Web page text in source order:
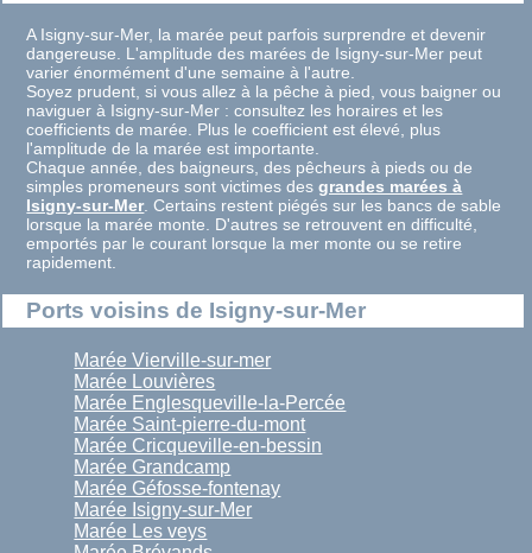
A Isigny-sur-Mer, la marée peut parfois surprendre et devenir
dangereuse. L'amplitude des marées de Isigny-sur-Mer peut
varier énormément d'une semaine à l'autre.
Soyez prudent, si vous allez à la pêche à pied, vous baigner ou
naviguer à Isigny-sur-Mer : consultez les horaires et les
coefficients de marée. Plus le coefficient est élevé, plus
l'amplitude de la marée est importante.
Chaque année, des baigneurs, des pêcheurs à pieds ou de
simples promeneurs sont victimes desgrandes marées à
Isigny-sur-Mer. Certains restent piégés sur les bancs de sable
lorsque la marée monte. D'autres se retrouvent en difficulté,
emportés par le courant lorsque la mer monte ou se retire
rapidement.
Ports voisins de Isigny-sur-Mer
Marée Vierville-sur-mer
Marée Louvières
Marée Englesqueville-la-Percée
Marée Saint-pierre-du-mont
Marée Cricqueville-en-bessin
Marée Grandcamp
Marée Géfosse-fontenay
Marée Isigny-sur-Mer
Marée Les veys